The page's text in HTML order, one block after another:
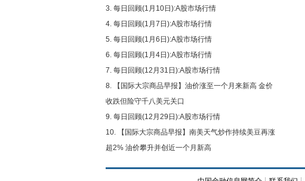
每日回顾(1月10日):A股市场行情
每日回顾(1月7日):A股市场行情
每日回顾(1月6日):A股市场行情
每日回顾(1月4日):A股市场行情
每日回顾(12月31日):A股市场行情
【国际大宗商品早报】油价涨至一个月来新高 金价
收跌但险守千八美元关口
每日回顾(12月29日):A股市场行情
【国际大宗商品早报】南美天气炒作持续美豆再涨
超2% 油价攀升并创近一个月新高